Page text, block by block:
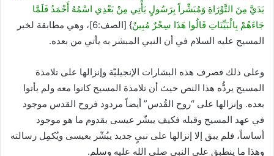
يَدَيَّ مِنَ التَّوْرَاةِ وَمُبَشِّراً بِرَسُولٍ يَأْتِي مِنْ بَعْدِي اسْمُهُ أَحْمَدُ فَلَمَّا
جَاءَهُمْ بِالْبَيِّنَاتِ قَالُوا هَذَا سِحْرٌ مُبِينٌ
} [الصف:6]، وهي مطابقة لخبر
المسيح عليه السلام في أن النبي المبشر به يأتي من بعده.
وعلى ذلك فصرف هذه البشارات الإنجيليّة وإنزالها على تلامذة
المسيح يردُّه هذا النص حيث أن تلامذة المسيح كانوا معه ولم يأتوا
بعده. وإنزالها على “روح القُدس” أيضاً مردود فروح القدس موجود
في عهد المسيح وقبله فكيف يبشّر عيسى بقدوم ما هو موجود
أساساً، فلم يبق إلا إنزالها على نبيٍ جديد يبُشّر بعيسى ويُكمِل رسالته
وهذا ما ينطبق على النبي صلى الله عليه وسلم.